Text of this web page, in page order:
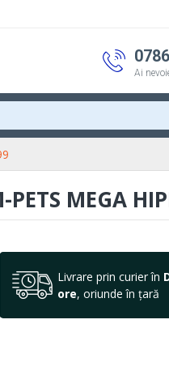
Ai
MEGA
Livrare prin curier în
ore, oriunde în țară